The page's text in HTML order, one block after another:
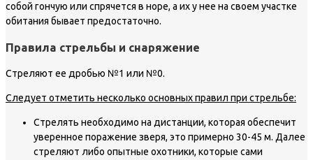
собой гончую или спрячется в норе, а их у нее на своем участке
обитания бывает предостаточно.
Правила стрельбы и снаряжение
Стреляют ее дробью №1 или №0.
Следует отметить несколько основных правил при стрельбе:
Стрелять необходимо на дистанции, которая обеспечит
уверенное поражение зверя, это примерно 30-45 м. Далее
стреляют либо опытные охотники, которые сами